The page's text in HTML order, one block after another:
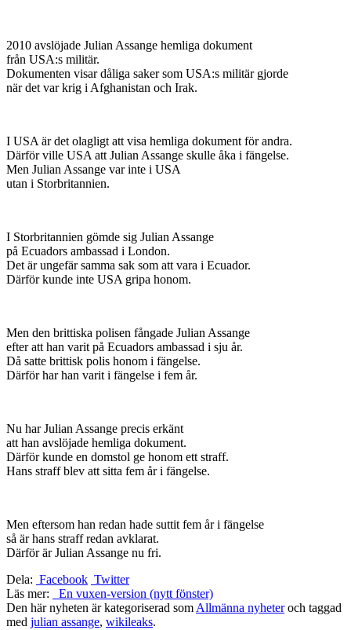
2010 avslöjade Julian Assange hemliga dokument
från USA:s militär.
Dokumenten visar dåliga saker som USA:s militär gjorde
när det var krig i Afghanistan och Irak.
I USA är det olagligt att visa hemliga dokument för andra.
Därför ville USA att Julian Assange skulle åka i fängelse.
Men Julian Assange var inte i USA
utan i Storbritannien.
I Storbritannien gömde sig Julian Assange
på Ecuadors ambassad i London.
Det är ungefär samma sak som att vara i Ecuador.
Därför kunde inte USA gripa honom.
Men den brittiska polisen fångade Julian Assange
efter att han varit på Ecuadors ambassad i sju år.
Då satte brittisk polis honom i fängelse.
Därför har han varit i fängelse i fem år.
Nu har Julian Assange precis erkänt
att han avslöjade hemliga dokument.
Därför kunde en domstol ge honom ett straff.
Hans straff blev att sitta fem år i fängelse.
Men eftersom han redan hade suttit fem år i fängelse
så är hans straff redan avklarat.
Därför är Julian Assange nu fri.
Dela: Facebook Twitter
Läs mer:
En vuxen-version (nytt fönster)
Den här nyheten är kategoriserad som Allmänna nyheteroch taggad
med julian assange, wikileaks.